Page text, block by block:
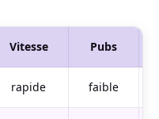
Vitesse Pubs
rapide faible